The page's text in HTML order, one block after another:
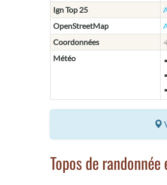
Ign Top 25
OpenStreetMap
Coordonnées
Météo
Topos de